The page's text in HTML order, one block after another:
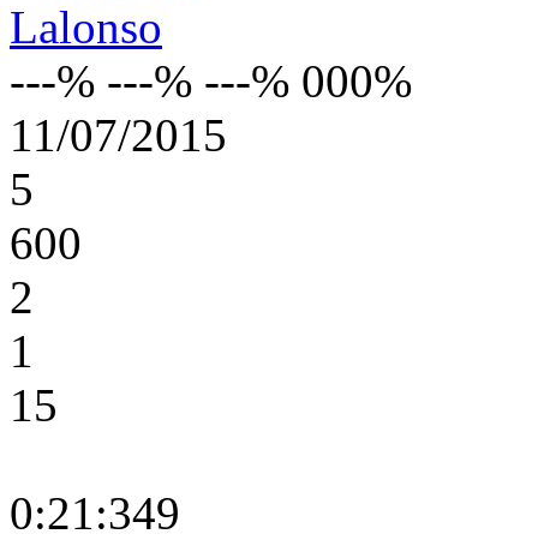
Lalonso
---% ---% ---% 000%
11/07/2015
5
600
2
1
15
0:21:349